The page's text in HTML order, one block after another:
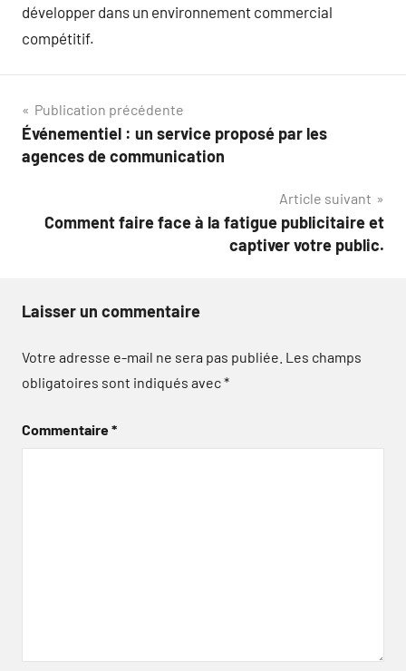
développer dans un environnement commercial
compétitif.
Navigation
de
Publication précédente
Événementiel : un service proposé par les
agences de communication
Article suivant
Comment faire face à la fatigue publicitaire et
captiver votre public.
Laisser un commentaire
Votre adresse e-mail ne sera pas publiée. Les champs
obligatoires sont indiqués avec*
Commentaire*